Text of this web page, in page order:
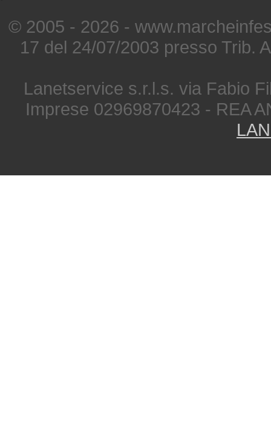
© 2005 - 2026 -
17 del 24/07/2003 presso Trib.
Lanetservice s.r.l.s. via Fabio
Imprese 02969870423 - REA